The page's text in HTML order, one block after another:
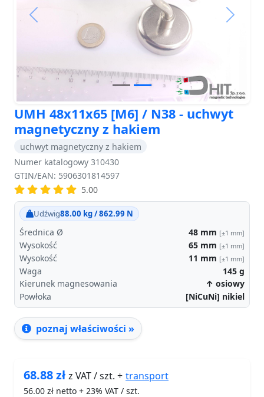
Previous Next
UMH 48x11x65 [M6] / N38 - uchwyt
magnetyczny z hakiem
uchwyt magnetyczny z hakiem
Numer katalogowy 310430
GTIN/EAN: 5906301814597
5.00
Udźwig88.00 kg / 862.99 N
Średnica Ø 48 mm [±1 mm]
Wysokość 65 mm [±1 mm]
Wysokość 11 mm [±1 mm]
Waga 145 g
Kierunek magnesowania
↑ osiowy
Powłoka
[NiCuNi] nikiel
poznaj właściwości »
68.88złz VAT / szt. + transport
56.00 zł netto + 23% VAT / szt.